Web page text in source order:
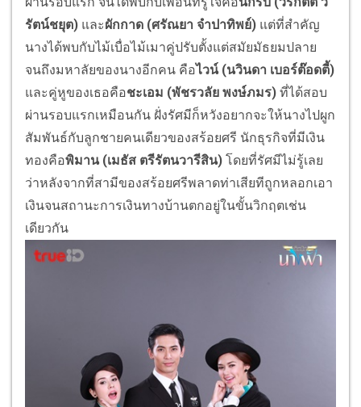
รัตน์ชยุต) และผักกาด (ศรัณยา จำปาทิพย์) แต่ที่สำคัญ
นางได้พบกับไม้เบื่อไม้เมาคู่ปรับตั้งแต่สมัยมัธยมปลาย
จนถึงมหาลัยของนางอีกคน คือไวน์ (นวินดา เบอร์ต๊อดตี้)
และคู่หูของเธอคือชะเอม (พัชรวลัย พงษ์ภมร) ที่ได้สอบ
ผ่านรอบแรกเหมือนกัน ฝั่งรัศมีก็หวังอยากจะให้นางไปผูก
สัมพันธ์กับลูกชายคนเดียวของสร้อยศรี นักธุรกิจที่มีเงิน
ทองคือพิมาน (เมธัส ตรีรัตนวารีสิน) โดยที่รัศมีไม่รู้เลย
ว่าหลังจากที่สามีของสร้อยศรีพลาดท่าเสียทีถูกหลอกเอา
เงินจนสถานะการเงินทางบ้านตกอยู่ในขั้นวิกฤตเช่น
เดียวกัน